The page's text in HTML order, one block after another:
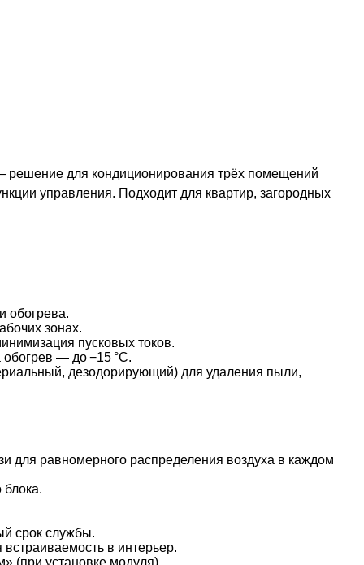
решение для кондиционирования трёх помещений
управления. Подходит для квартир, загородных
обогрева.
зонах.
пусковых токов.
— до −15 °C.
дезодорирующий) для удаления пыли,
для равномерного распределения воздуха в каждом
срок службы.
в интерьер.
(при установке модуля).